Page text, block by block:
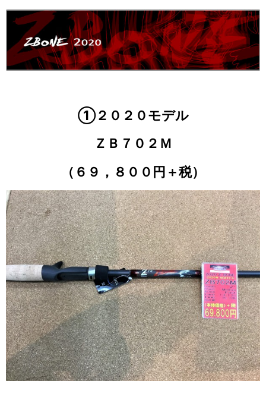
①２０２０モデル
ＺＢ７０２Ｍ
（６９，８００円＋税）